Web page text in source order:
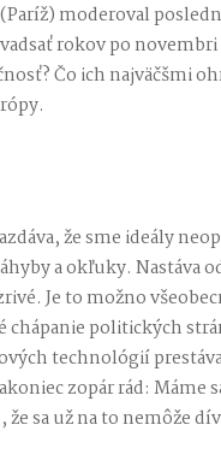
(Paríž) moderoval
rokov po
Čo ich najväčšmi
že sme ideály
a okľuky. Nastáva
Je to možno
chápanie politických
technológií
zopár rád: Máme
sa už na to nemôže